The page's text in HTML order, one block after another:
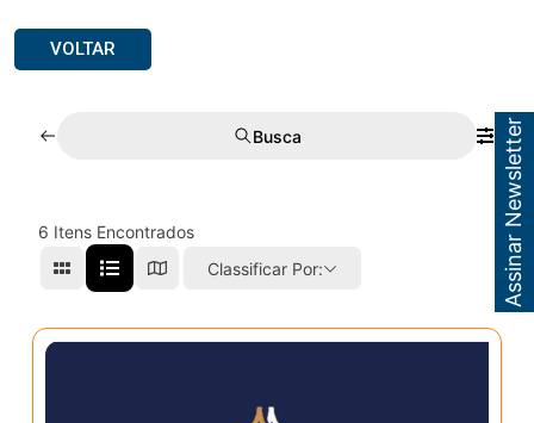
VOLTAR
Busca
6 Itens Encontrados
Classificar Por:
Assinar Newsletter